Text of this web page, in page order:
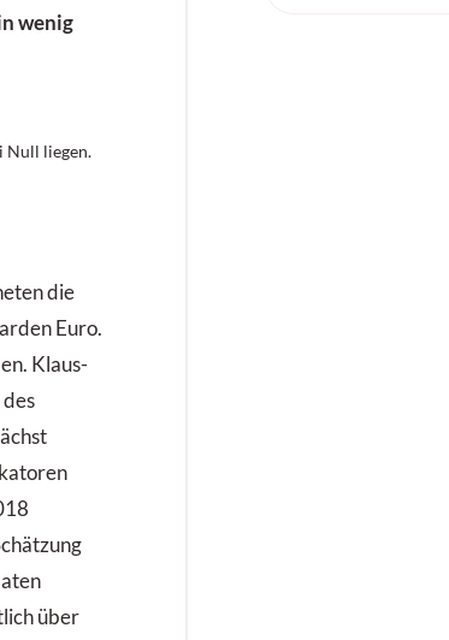
wenig
Null liegen.
die
Euro.
Klaus-
über